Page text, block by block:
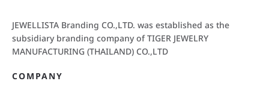
JEWELLISTA Branding CO.,LTD. was established as the
subsidiary branding company of TIGER JEWELRY
MANUFACTURING (THAILAND) CO.,LTD
COMPANY